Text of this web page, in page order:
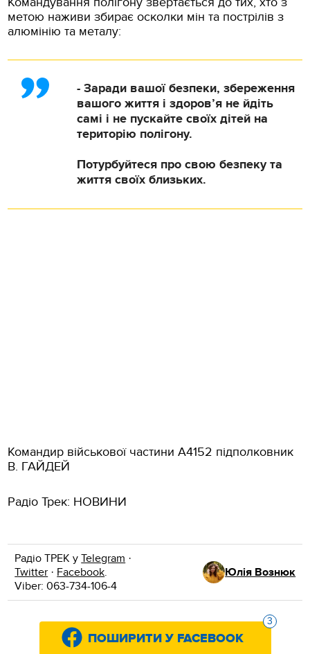
метою наживи збирає осколки мін та пострілів з
алюмінію та металу:
- Заради вашої безпеки, збереження
вашого життя і здоров’я не йдіть
самі і не пускайте своїх дітей на
територію полігону.
Потурбуйтеся про свою безпеку та
життя своїх близьких.
Командир військової частини А4152 підполковник
В. ГАЙДЕЙ
Радіо Трек: НОВИНИ
Радіо ТРЕК уTelegram ·
Twitter · Facebook.
Viber: 063-734-106-4
Юлія Вознюк
3
ПОШИРИТИ У FACEBOOK